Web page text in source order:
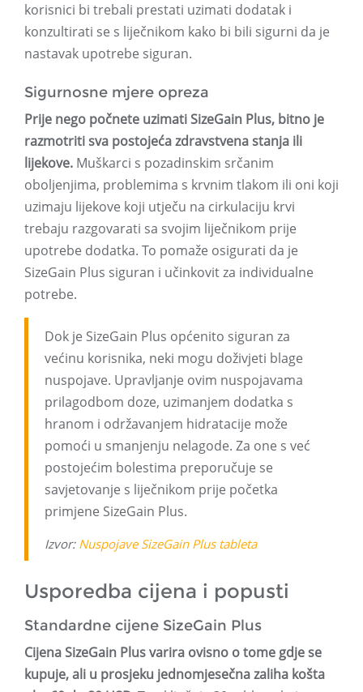
korisnici bi trebali prestati uzimati dodatak i
konzultirati se s liječnikom kako bi bili sigurni da je
nastavak upotrebe siguran.
Sigurnosne mjere opreza
Prije nego počnete uzimati SizeGain Plus, bitno je
razmotriti sva postojeća zdravstvena stanja ili
lijekove. Muškarci s pozadinskim srčanim
oboljenjima, problemima s krvnim tlakom ili oni koji
uzimaju lijekove koji utječu na cirkulaciju krvi
trebaju razgovarati sa svojim liječnikom prije
upotrebe dodatka. To pomaže osigurati da je
SizeGain Plus siguran i učinkovit za individualne
potrebe.
Dok je SizeGain Plus općenito siguran za
većinu korisnika, neki mogu doživjeti blage
nuspojave. Upravljanje ovim nuspojavama
prilagodbom doze, uzimanjem dodatka s
hranom i održavanjem hidratacije može
pomoći u smanjenju nelagode. Za one s već
postojećim bolestima preporučuje se
savjetovanje s liječnikom prije početka
primjene SizeGain Plus.
Izvor: Nuspojave SizeGain Plus tableta
Usporedba cijena i popusti
Standardne cijene SizeGain Plus
Cijena SizeGain Plus varira ovisno o tome gdje se
kupuje, ali u prosjeku jednomjesečna zaliha košta